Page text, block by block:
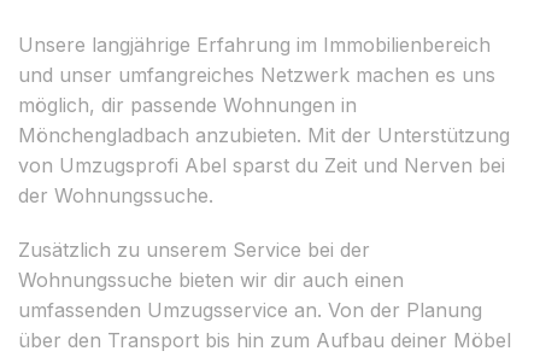
Unsere langjährige Erfahrung im Immobilienbereich
und unser umfangreiches Netzwerk machen es uns
möglich, dir passende Wohnungen in
Mönchengladbach anzubieten. Mit der Unterstützung
von Umzugsprofi Abel sparst du Zeit und Nerven bei
der Wohnungssuche.
Zusätzlich zu unserem Service bei der
Wohnungssuche bieten wir dir auch einen
umfassenden Umzugsservice an. Von der Planung
über den Transport bis hin zum Aufbau deiner Möbel